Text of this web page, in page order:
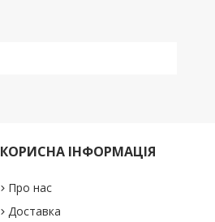
КОРИСНА ІНФОРМАЦІЯ
Про нас
Доставка